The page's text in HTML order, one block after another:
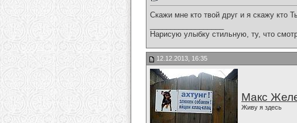
Скажи мне кто твой друг и я скажу кто
Нарисую улыбку стильную, ту, что
12.12.2013, 16:35
Макс
Живу я здесь